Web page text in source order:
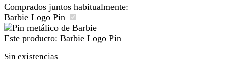
Comprados juntos habitualmente:
Barbie Logo Pin
Este producto: Barbie Logo Pin
Sin existencias